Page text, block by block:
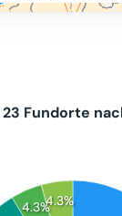
4.3%4.3%
Fundorte